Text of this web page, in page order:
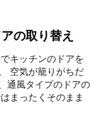
の取り替え
キッチンのドアを
空気が籠りがちだ
通風タイプのドアの
まったくそのまま